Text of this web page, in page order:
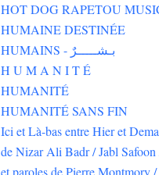
HOT DOG RAPETOU
HUMAINE DESTINÉE
HUMAINS - بـشـــــرٌ
H U M A N I T É
HUMANITÉ
HUMANITÉ SANS FIN
Ici et Là-bas entre Hier et
de Nizar Ali Badr / Jabl
et paroles de Pierre Montmory